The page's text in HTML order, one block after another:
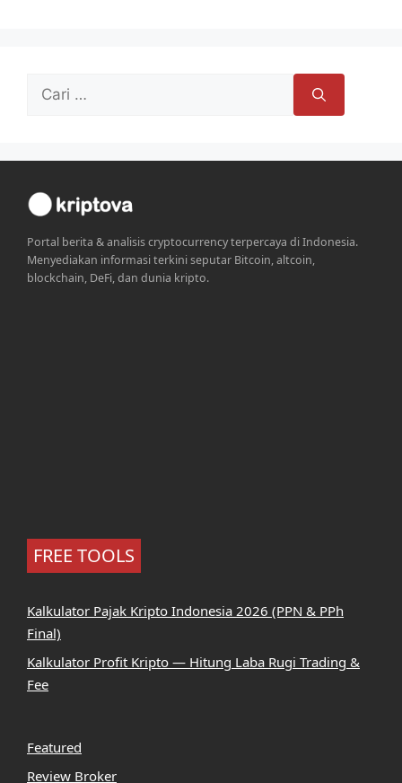
Cari
Portal berita & analisis cryptocurrency terpercaya di Indonesia.
Menyediakan informasi terkini seputar Bitcoin, altcoin,
blockchain, DeFi, dan dunia kripto.
FREE TOOLS
Kalkulator Pajak Kripto Indonesia 2026 (PPN & PPh
Final)
Kalkulator Profit Kripto — Hitung Laba Rugi Trading &
Fee
Featured
Review Broker